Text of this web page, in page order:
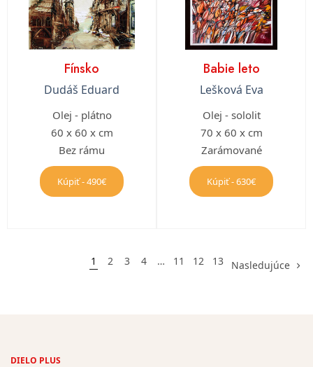
Fínsko
Dudáš Eduard
Olej - plátno
60 x 60 x cm
Bez rámu
Kúpiť - 490€
Babie leto
Lešková Eva
Olej - sololit
70 x 60 x cm
Zarámované
Kúpiť - 630€
1 2 3 4 … 11 12 13 Nasledujúce
DIELO PLUS